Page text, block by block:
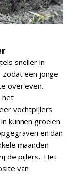
sneller in
een jonge
overleven.
het
vochtpijlers
kunnen groeien.
en dan
maanden
de pijlers.' Het
van